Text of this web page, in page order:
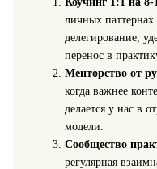
личных
делегирование,
перенос в
Менторство от
когда важнее
делается у нас в
модели.
Сообщество
регулярная